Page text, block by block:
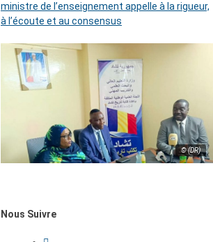
ministre de l’enseignement appelle à la rigueur,
à l’écoute et au consensus
© (DR)
Nous Suivre